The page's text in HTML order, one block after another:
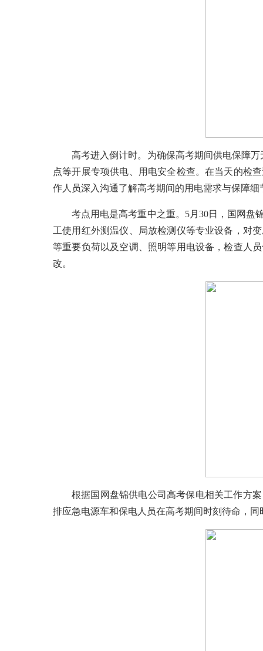
高考进入倒计时。为确保高考期间供电保障
点等开展专项供电、用电安全检查。在当天的检
作人员深入沟通了解高考期间的用电需求与保障
考点用电是高考重中之重。5月30日，国网盘
工使用红外测温仪、局放检测仪等专业设备，对
等重要负荷以及空调、照明等用电设备，检查人
改。
根据国网盘锦供电公司高考保电相关工作方
排应急电源车和保电人员在高考期间时刻待命，